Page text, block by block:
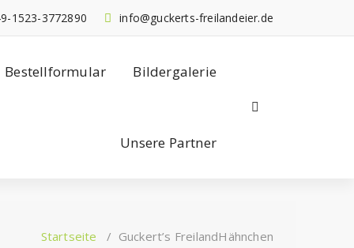
info@guckerts-freilandeier.de
1523-3772890
Bestellformular Bildergalerie
Unsere Partner
Startseite / Guckert’s FreilandHähnchen